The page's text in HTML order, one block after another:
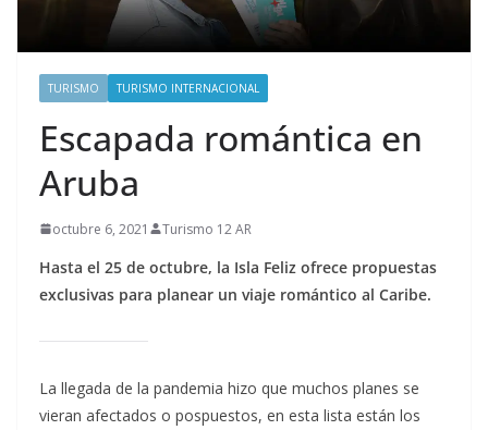
TURISMO TURISMO INTERNACIONAL
Escapada romántica en
Aruba
octubre 6, 2021 Turismo 12 AR
Hasta el 25 de octubre, la Isla Feliz ofrece propuestas
exclusivas para planear un viaje romántico al Caribe.
La llegada de la pandemia hizo que muchos planes se
vieran afectados o pospuestos, en esta lista están los